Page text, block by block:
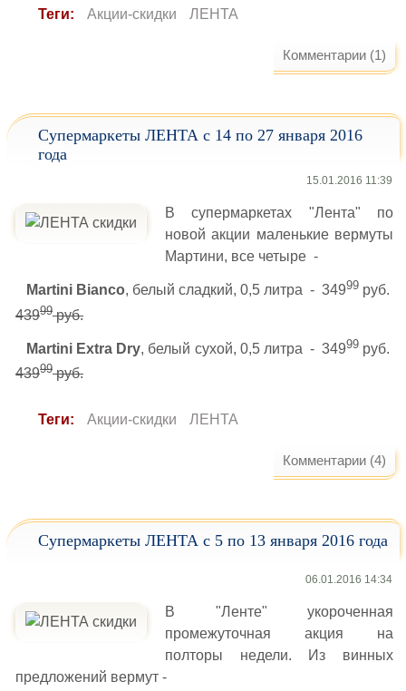
Теги: Акции-скидки ЛЕНТА
Комментарии (1)
Супермаркеты ЛЕНТА с 14 по 27 января 2016
года
15.01.2016 11:39
В супермаркетах "Лента" по
новой акции маленькие вермуты
Мартини, все четыре -
Martini Bianco, белый сладкий, 0,5 литра - 34999 руб.
43999руб.
Martini Extra Dry, белый сухой, 0,5 литра - 34999руб.
43999руб.
Теги: Акции-скидки ЛЕНТА
Комментарии (4)
Супермаркеты ЛЕНТА с 5 по 13 января 2016 года
06.01.2016 14:34
В "Ленте" укороченная
промежуточная акция на
полторы недели. Из винных
предложений вермут -